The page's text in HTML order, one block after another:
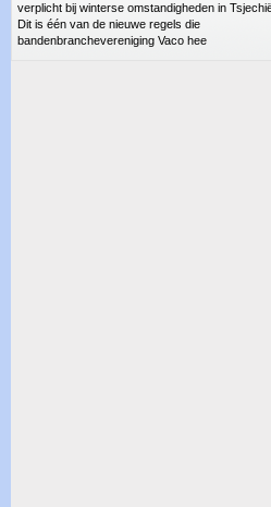
verplicht bij winterse omstandigheden in
Dit is één van de nieuwe regels die
bandenbranchevereniging Vaco hee